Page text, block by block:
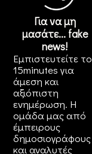
Για να μη
μασάτε... fake
news!
Εμπιστευτείτε το
15minutes για
άμεση και
αξιόπιστη
ενημέρωση. Η
ομάδα μας από
έμπειρους
δημοσιογράφους
και αναλυτές